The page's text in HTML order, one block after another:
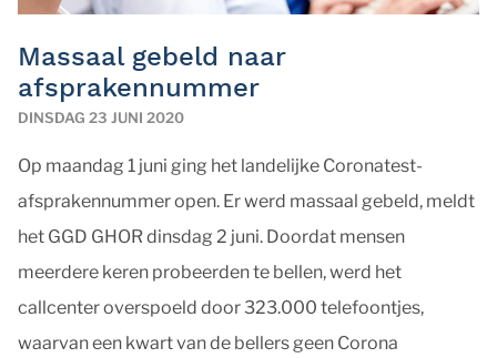
Massaal gebeld naar
afsprakennummer
DINSDAG 23 JUNI 2020
Op maandag 1 juni ging het landelijke Coronatest-
afsprakennummer open. Er werd massaal gebeld, meldt
het GGD GHOR dinsdag 2 juni. Doordat mensen
meerdere keren probeerden te bellen, werd het
callcenter overspoeld door 323.000 telefoontjes,
waarvan een kwart van de bellers geen Corona